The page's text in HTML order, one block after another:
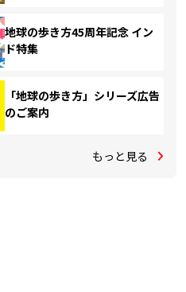
地球の歩き方45周年記念 イン
ド特集
「地球の歩き方」シリーズ広告
のご案内
もっと見る